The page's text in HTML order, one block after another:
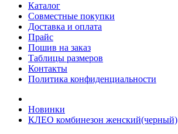
Каталог
Совместные покупки
Доставка и оплата
Прайс
Пошив на заказ
Таблицы размеров
Контакты
Политика конфиденциальности
Новинки
КЛЕО комбинезон женский(черный)